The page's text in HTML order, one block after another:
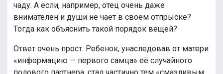
чаду. А если, например, отец очень даже
внимателен и души не чает в своем отпрыске?
Тогда как объяснить такой порядок вещей?
Ответ очень прост. Ребенок, унаследовав от матери
«информацию — первого самца» её случайного